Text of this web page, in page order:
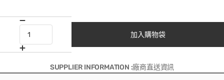
加入購物袋
SUPPLIER INFORMATION :廠商直送資訊